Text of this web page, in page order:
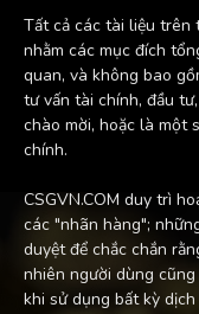
Tất cả các tài liệu trên
nhằm các mục đích
quan, và không bao
tư vấn tài chính, đầu
chào mời, hoặc là một
chính.
CSGVN.COM duy trì
các "nhãn hàng";
duyệt để chắc chắn
nhiên người dùng
khi sử dụng bất kỳ